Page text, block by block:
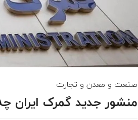
صنعت و معدن و تجارت
منشور جدید گمرک ایران